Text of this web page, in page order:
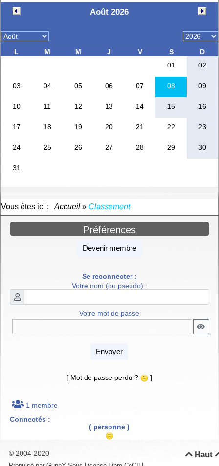
Vous êtes ici : Accueil» Classement
Préférences
Devenir membre
Se reconnecter :
Votre nom (ou pseudo) :
Votre mot de passe
Envoyer
[ Mot de passe perdu ? ]
1 membre
Connectés :
( personne )
Haut
© 2004-2020